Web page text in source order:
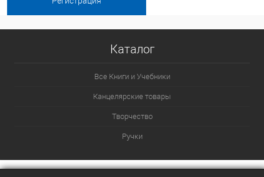
Каталог
Все Книги и Учебники
Канцелярские товары
Творчество
Ручки